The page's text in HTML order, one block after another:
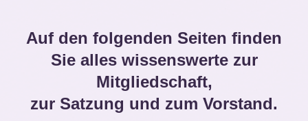
Auf den folgenden Seiten finden
Sie alles wissenswerte zur
Mitgliedschaft,
zur Satzung und zum Vorstand.